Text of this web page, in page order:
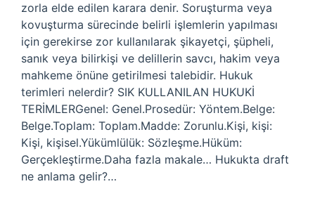
zorla elde edilen karara denir. Soruşturma veya
kovuşturma sürecinde belirli işlemlerin yapılması
için gerekirse zor kullanılarak şikayetçi, şüpheli,
sanık veya bilirkişi ve delillerin savcı, hakim veya
mahkeme önüne getirilmesi talebidir. Hukuk
terimleri nelerdir? SIK KULLANILAN HUKUKİ
TERİMLERGenel: Genel.Prosedür: Yöntem.Belge:
Belge.Toplam: Toplam.Madde: Zorunlu.Kişi, kişi:
Kişi, kişisel.Yükümlülük: Sözleşme.Hüküm:
Gerçekleştirme.Daha fazla makale… Hukukta draft
ne anlama gelir?…